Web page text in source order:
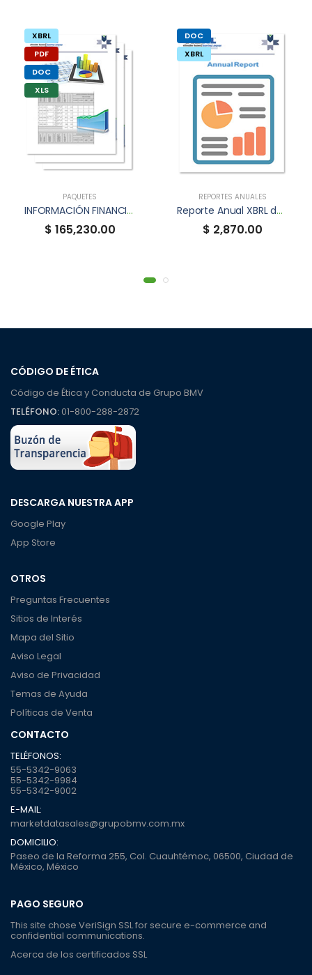
XBRL
PDF
DOC
XLS
PAQUETES
INFORMACIÓN FINANCIERA TRIMESTRAL XBRL
$ 165,230.00
DOC
XBRL
REPORTES ANUALES
Reporte Anual XBRL de BANORTE
$ 2,870.00
CÓDIGO DE ÉTICA
Código de Ética y Conducta de Grupo BMV
TELÉFONO:01-800-288-2872
DESCARGA NUESTRA APP
Google Play
App Store
OTROS
Preguntas Frecuentes
Sitios de Interés
Mapa del Sitio
Aviso Legal
Aviso de Privacidad
Temas de Ayuda
Políticas de Venta
CONTACTO
TELÉFONOS:
55-5342-9063
55-5342-9984
55-5342-9002
E-MAIL:
marketdatasales@grupobmv.com.mx
DOMICILIO:
Paseo de la Reforma 255, Col. Cuauhtémoc, 06500, Ciudad de
México, México
PAGO SEGURO
This site chose VeriSign SSL for secure e-commerce and
confidential communications.
Acerca de los certificados SSL